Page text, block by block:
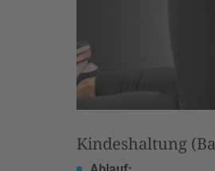
Kindeshaltung